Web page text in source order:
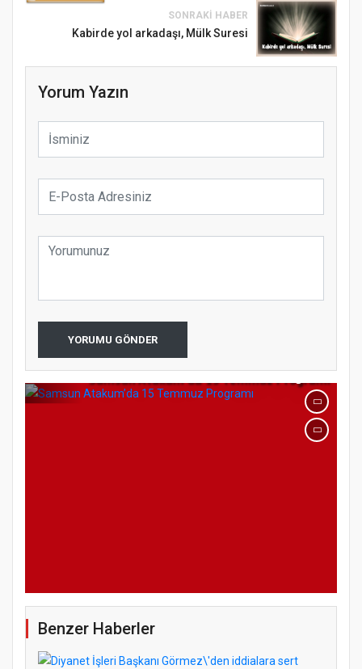
SONRAKI HABER
Kabirde yol arkadaşı, Mülk Suresi
Yorum Yazın
YORUMU GÖNDER
Samsun Atakum’da Ayasofya Camii
Etkinliği
Türkiye’de insanlar dinle bağlarını
Benzer Haberler